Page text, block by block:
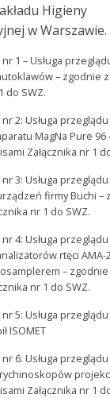
Higieny
w Warszawie.
nr 1 – Usługa
– zgodnie
do SWZ.
nr 2: Usługa przeglądu
MagNa Pure 96
Załącznika nr 1
nr 3: Usługa przeglądu
firmy Buchi –
nr 1 do SWZ.
nr 4: Usługa przeglądu
rtęci AMA-
–
nr 1 do SWZ.
nr 5: Usługa przeglądu
ISOMET
nr 6: Usługa przeglądu
Załącznika nr 1